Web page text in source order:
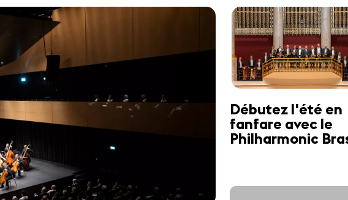
Débutez l'été en
fanfare avec le
Philharmonic